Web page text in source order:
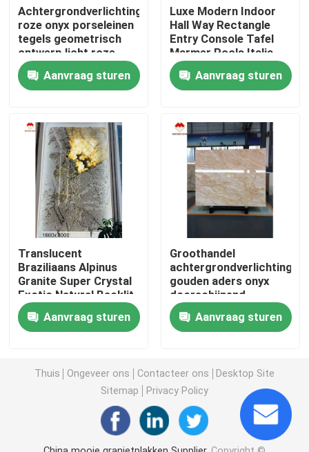
Thuis
Producten
Over ons
Fabriekstocht
Kwaliteitscontrole
Neem contact met ons op
Nieuws
De Plakken van de granietsteen
Achtergrondverlichting
roze onyx porseleinen
tegels geometrisch
ontwerp licht roze
roze tafelplaten prijs
groothandel
doorschijnende roze
Aanvraag sturen
Luxe Modern Indoor
Hall Way Rectangle
Entry Console Tafel
Marmer Pools Italia
Arabescato Marmer
Plinth Stand Marmer
Aanvraag sturen
Translucent
Braziliaans Alpinus
Granite Super Crystal
Exotic Natural Backlit
Patagonia Quartzite
Steen Muurpaneel
Aanvraag sturen
Groothandel
achtergrondverlichting
gouden aders onyx
doorschijnend
spinnenwit goud
korrels jade onyx
steen
Aanvraag sturen
Thuis Ongeveer ons Contacteer ons
Desktop Site
Sitemap
Privacy Policy